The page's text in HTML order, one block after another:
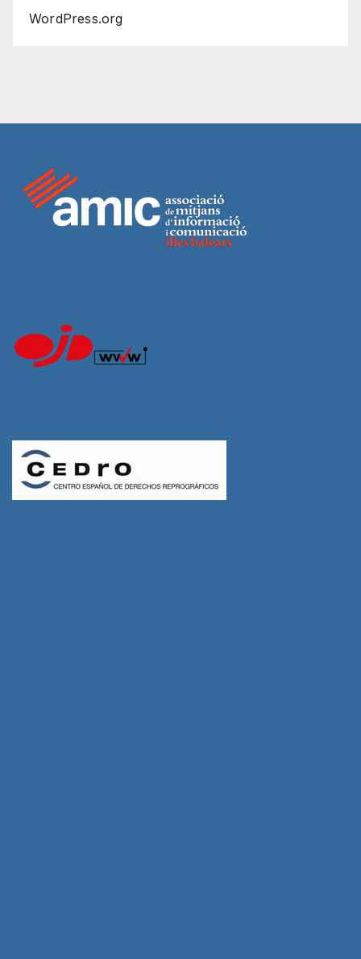
WordPress.org